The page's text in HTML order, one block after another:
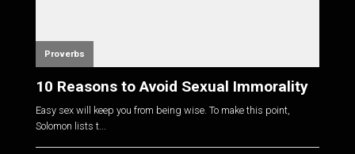
Proverbs
10 Reasons to Avoid Sexual Immorality
Easy sex will keep you from being wise. To make this point,
Solomon lists t...